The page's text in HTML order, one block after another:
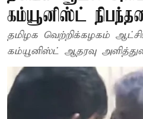
கம்யூனிஸ்ட்
தமிழக வெற்றிக்கழகம்
கம்யூனிஸ்ட் ஆதரவு